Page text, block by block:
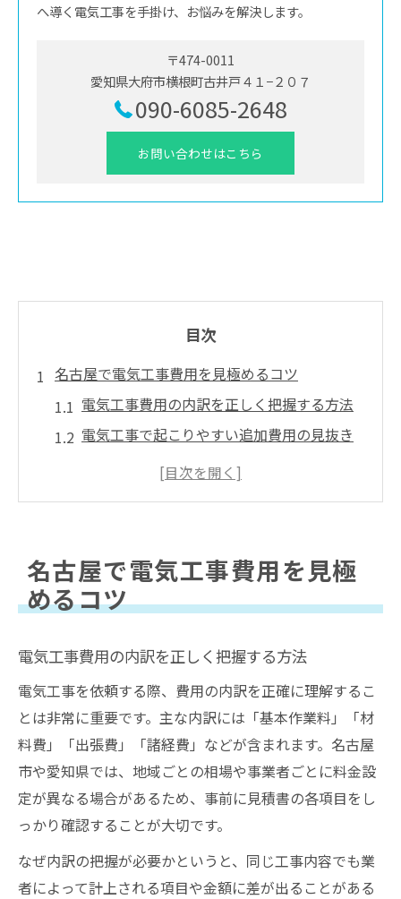
へ導く電気工事を手掛け、お悩みを解決します。
〒474-0011
愛知県大府市横根町古井戸４１−２０７
090-6085-2648
お問い合わせはこちら
目次
名古屋で電気工事費用を見極めるコツ
電気工事費用の内訳を正しく把握する方法
電気工事で起こりやすい追加費用の見抜き
見落としがちな電気工事費用の注意点解説
電気工事の料金相場を徹底的に解説
電気工事の費用相場を判断するための基準
工事内容別に異なる電気工事料金例の特徴
電気配線や撤去費用の具体的な相場を解説
電気工事の基本料金と追加費用の違いとは
費用を抑える電気工事依頼のポイント
電気工事で費用を抑える適切な依頼方法
賢く選ぶ電気工事業者と費用節約の工夫
電気工事費用を下げるための交渉のコツ
名古屋で電気工事費用を見極
めるコツ
電気工事費用の内訳を正しく把握する方法
電気工事を依頼する際、費用の内訳を正確に理解するこ
とは非常に重要です。主な内訳には「基本作業料」「材
料費」「出張費」「諸経費」などが含まれます。名古屋
市や愛知県では、地域ごとの相場や事業者ごとに料金設
定が異なる場合があるため、事前に見積書の各項目をし
っかり確認することが大切です。
なぜ内訳の把握が必要かというと、同じ工事内容でも業
者によって計上される項目や金額に差が出ることがある